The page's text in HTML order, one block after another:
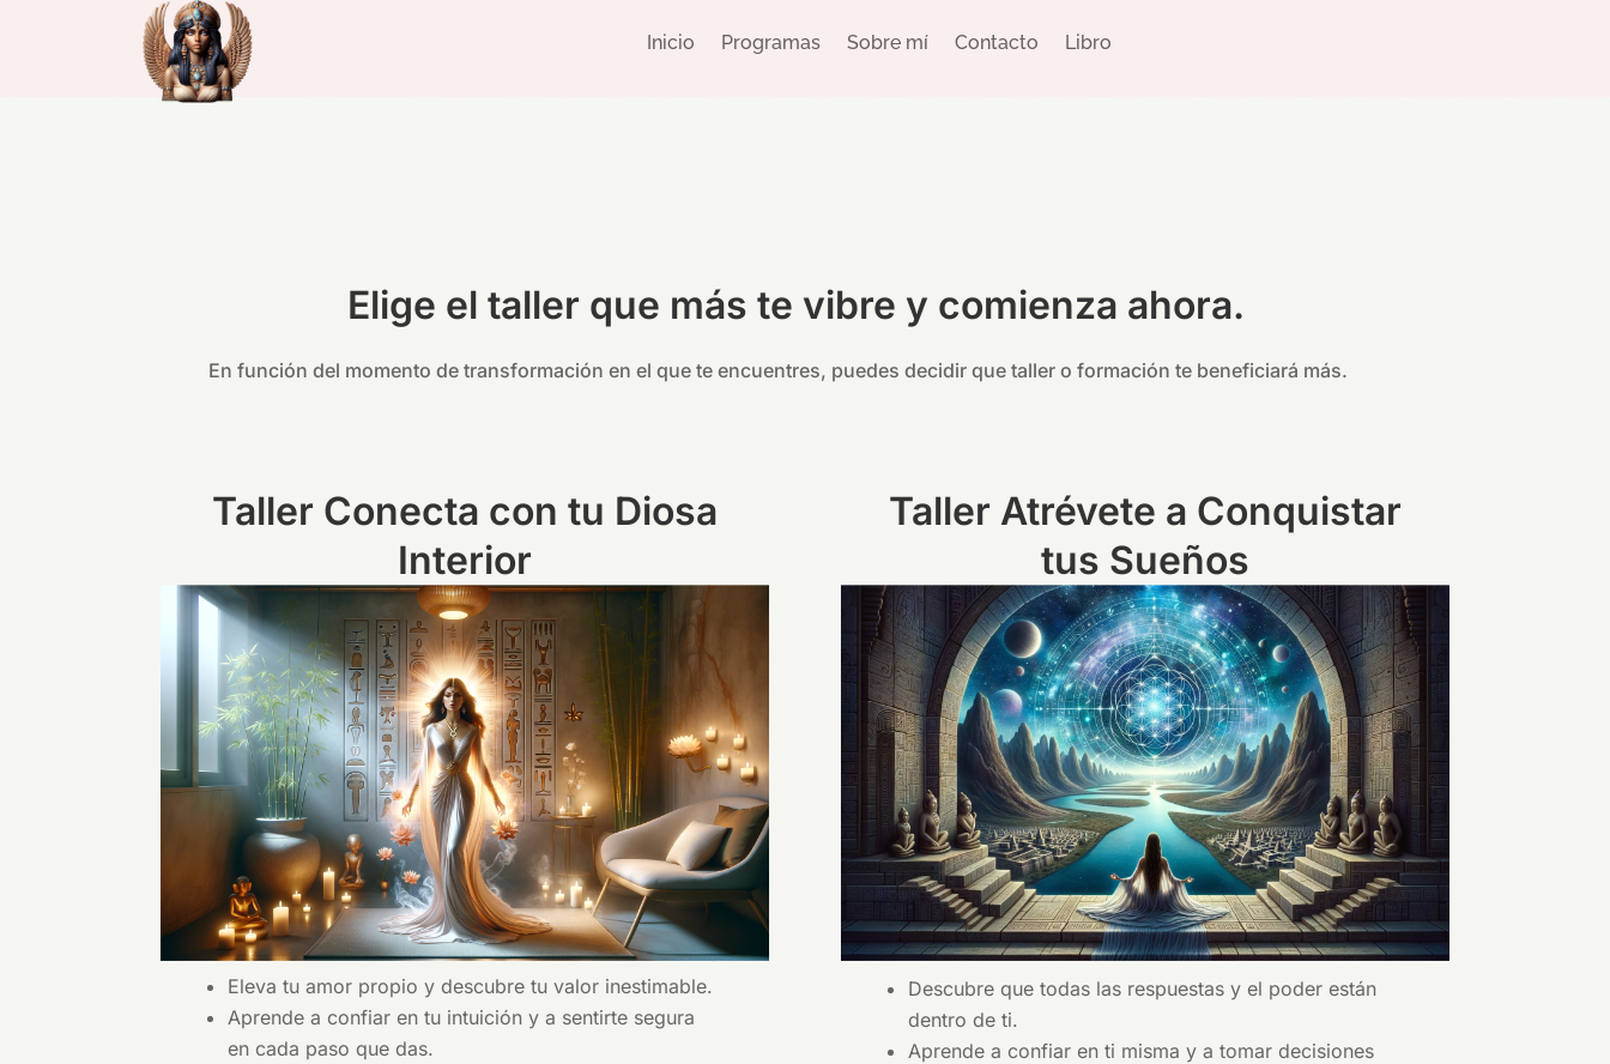
Inicio Programas Sobre mí Contacto Libro
Elige el taller que más te vibre y comienza ahora.
En función del momento de transformación en el que te encuentres, puedes decidir que taller o formación te beneficiará más.
Taller Conecta con tu Diosa
Interior
Eleva tu amor propio y descubre tu valor inestimable.
Aprende a confiar en tu intuición y a sentirte segura
en cada paso que das.
Taller Atrévete a Conquistar
tus Sueños
Descubre que todas las respuestas y el poder están
dentro de ti.
Aprende a confiar en ti misma y a tomar decisiones